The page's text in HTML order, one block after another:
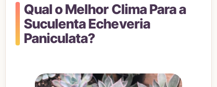
Qual o Melhor Clima Para a
Suculenta Echeveria
Paniculata?